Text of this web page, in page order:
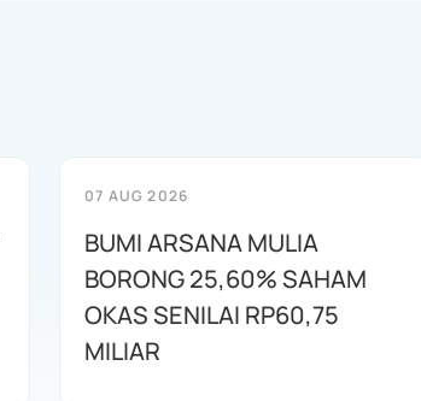
07 AUG 2026
BUMI ARSANA MULIA
BORONG 25,60% SAHAM
OKAS SENILAI RP60,75
MILIAR